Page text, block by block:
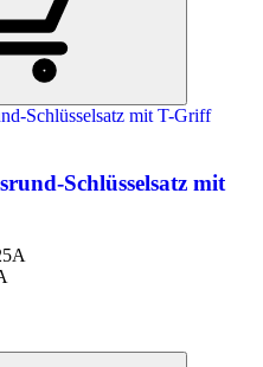
Schlüsselsatz mit